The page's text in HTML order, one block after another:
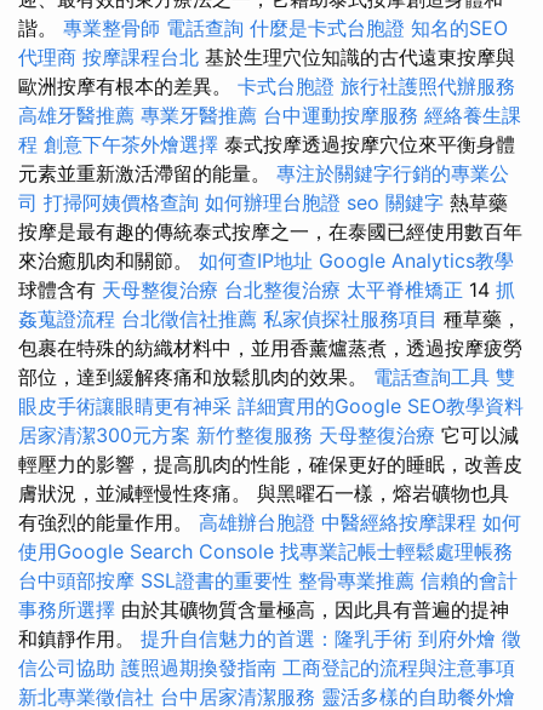
諧。 專業整骨師 電話查詢 什麼是卡式台胞證 知名的SEO
代理商 按摩課程台北 基於生理穴位知識的古代遠東按摩與
歐洲按摩有根本的差異。 卡式台胞證 旅行社護照代辦服務
高雄牙醫推薦 專業牙醫推薦 台中運動按摩服務 經絡養生課
程 創意下午茶外燴選擇 泰式按摩透過按摩穴位來平衡身體
元素並重新激活滯留的能量。 專注於關鍵字行銷的專業公
司 打掃阿姨價格查詢 如何辦理台胞證 seo 關鍵字 熱草藥
按摩是最有趣的傳統泰式按摩之一，在泰國已經使用數百年
來治癒肌肉和關節。 如何查IP地址 Google Analytics教學
球體含有 天母整復治療 台北整復治療 太平脊椎矯正 14 抓
姦蒐證流程 台北徵信社推薦 私家偵探社服務項目 種草藥，
包裹在特殊的紡織材料中，並用香薰爐蒸煮，透過按摩疲勞
部位，達到緩解疼痛和放鬆肌肉的效果。 電話查詢工具 雙
眼皮手術讓眼睛更有神采 詳細實用的Google SEO教學資料
居家清潔300元方案 新竹整復服務 天母整復治療 它可以減
輕壓力的影響，提高肌肉的性能，確保更好的睡眠，改善皮
膚狀況，並減輕慢性疼痛。 與黑曜石一樣，熔岩礦物也具
有強烈的能量作用。 高雄辦台胞證 中醫經絡按摩課程 如何
使用Google Search Console 找專業記帳士輕鬆處理帳務
台中頭部按摩 SSL證書的重要性 整骨專業推薦 信賴的會計
事務所選擇 由於其礦物質含量極高，因此具有普遍的提神
和鎮靜作用。 提升自信魅力的首選：隆乳手術 到府外燴 徵
信公司協助 護照過期換發指南 工商登記的流程與注意事項
新北專業徵信社 台中居家清潔服務 靈活多樣的自助餐外燴